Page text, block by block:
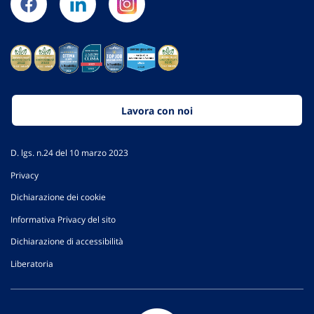
Lavora con noi
D. lgs. n.24 del 10 marzo 2023
Privacy
Dichiarazione dei cookie
Informativa Privacy del sito
Dichiarazione di accessibilità
Liberatoria